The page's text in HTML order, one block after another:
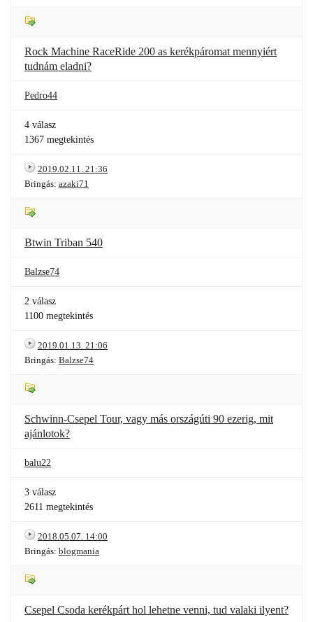
Rock Machine RaceRide 200 as kerékpáromat mennyiért
tudnám eladni?
Pedro44
4 válasz
1367 megtekintés
2019.02.11. 21:36
Bringás: azaki71
Btwin Triban 540
Balzse74
2 válasz
1100 megtekintés
2019.01.13. 21:06
Bringás: Balzse74
Schwinn-Csepel Tour, vagy más országúti 90 ezerig, mit
ajánlotok?
balu22
3 válasz
2611 megtekintés
2018.05.07. 14:00
Bringás: blogmania
Csepel Csoda kerékpárt hol lehetne venni, tud valaki ilyent?